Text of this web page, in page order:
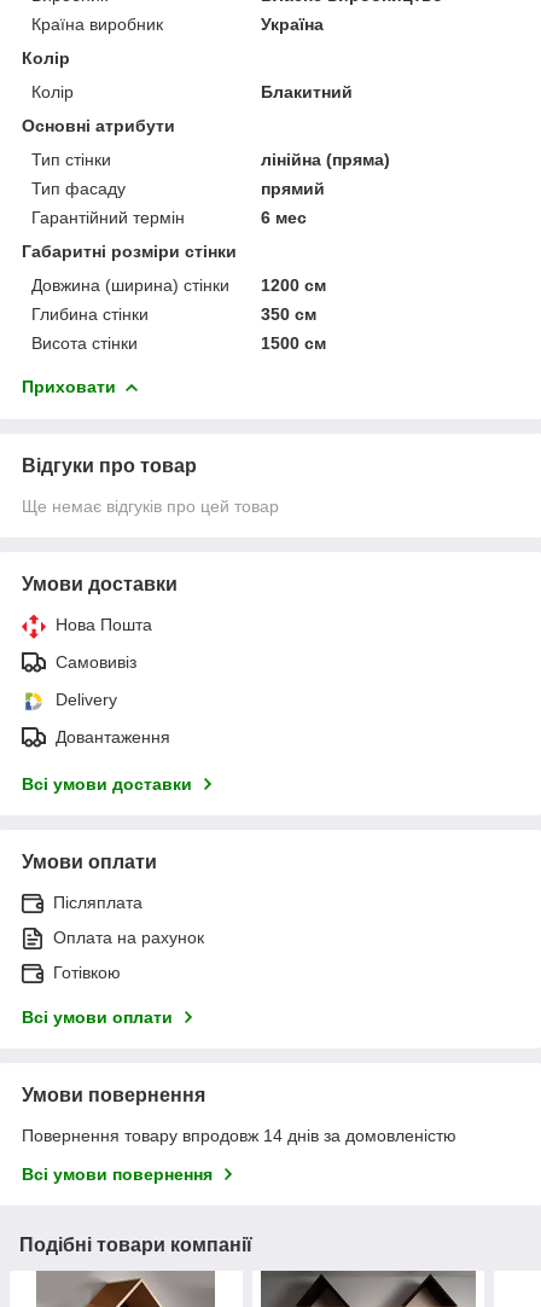
Країна виробник
Україна
Колір
Колір
Блакитний
Основні атрибути
Тип стінки
лінійна (пряма)
Тип фасаду
прямий
Гарантійний термін
6 мес
Габаритні розміри стінки
Довжина (ширина) стінки
1200 см
Глибина стінки
350 см
Висота стінки
1500 см
Приховати
Відгуки про товар
Ще немає відгуків про цей товар
Умови доставки
Нова Пошта
Самовивіз
Delivery
Довантаження
Всі умови доставки
Умови оплати
Післяплата
Оплата на рахунок
Готівкою
Всі умови оплати
Умови повернення
Повернення товару впродовж 14 днів за домовленістю
Всі умови повернення
Подібні товари компанії